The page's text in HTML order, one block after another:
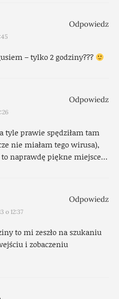
– tylko 2 godziny???
Odpowiedz
tyle prawie spędziłam tam
nie miałam tego wirusa),
naprawdę piękne miejsce…
Odpowiedz
o 12:37
to mi zeszło na szukaniu
i zobaczeniu
Odpowiedz